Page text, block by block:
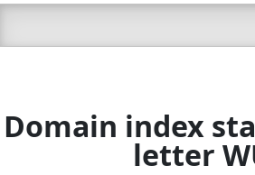
Domain index
letter